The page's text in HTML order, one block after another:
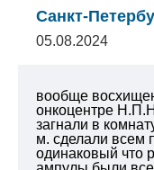
Санкт-
05.08.2024
вообще
онкоцентре
загнали в
м. сделали всем
одинаковый что